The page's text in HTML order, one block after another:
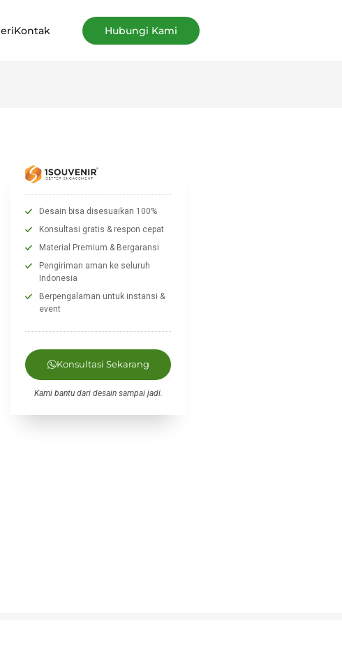
Kontak Hubungi Kami
Desain bisa disesuaikan 100%
Konsultasi gratis & respon cepat
Material Premium & Bergaransi
Pengiriman aman ke seluruh
Indonesia
Berpengalaman untuk instansi &
event
Konsultasi Sekarang
Kami bantu dari desain sampai jadi.